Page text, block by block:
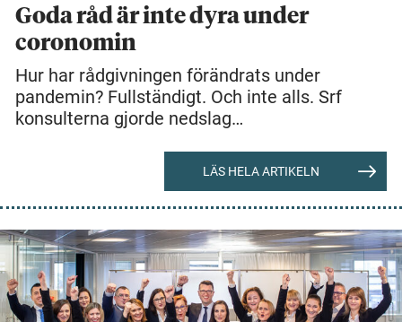
Goda råd är inte dyra under
coronomin
Hur har rådgivningen förändrats under
pandemin? Fullständigt. Och inte alls. Srf
konsulterna gjorde nedslag…
LÄS HELA ARTIKELN